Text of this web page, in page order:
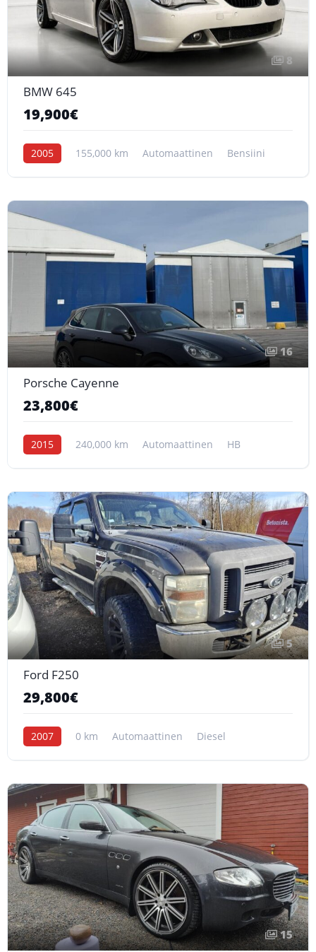
8
BMW 645
19,900€
2005 155,000 km Automaattinen Bensiini
16
Porsche Cayenne
23,800€
2015 240,000 km Automaattinen HB
5
Ford F250
29,800€
2007 0 km Automaattinen Diesel
15